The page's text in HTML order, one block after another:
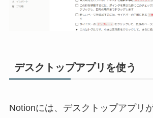
デスクトップアプリを使う
Notionには、デスクトップアプリ